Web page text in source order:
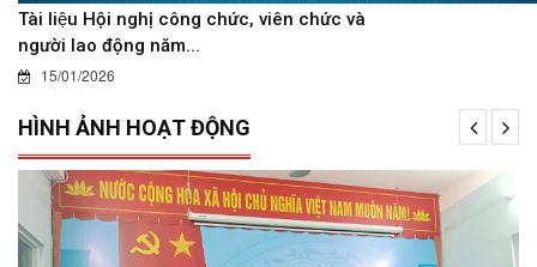
Tài liệu Hội nghị công chức, viên chức và
người lao động năm...
15/01/2026
HÌNH ẢNH HOẠT ĐỘNG